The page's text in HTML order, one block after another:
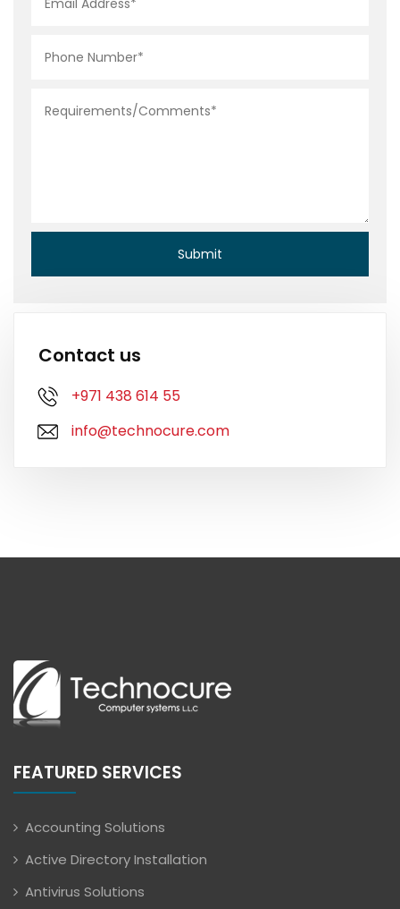
Contact us
+971 438 614 55
info@technocure.com
FEATURED SERVICES
Accounting Solutions
Active Directory Installation
Antivirus Solutions